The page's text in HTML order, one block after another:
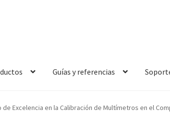
Guías y referencias
un amperímetro de gancho y cuál es su función
de Excelencia en la Calibración de Multímetros en el